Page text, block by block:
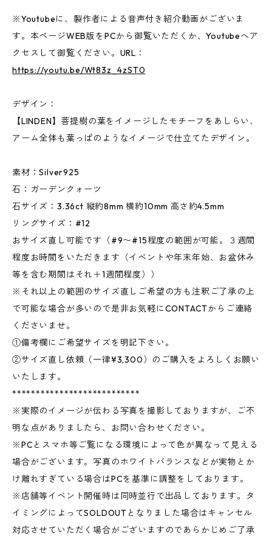
※Youtubeに、製作者による音声付き紹介動画がございま
す。本ページWEB版をPCから御覧いただくか、Youtubeへア
クセスして御覧ください。URL：
https://youtu.be/Wt83z_4zST0
デザイン：
【LINDEN】菩提樹の葉をイメージしたモチーフをあしらい、
アーム全体も葉っぱのようなイメージで仕立てたデザイン。
素材：Silver925
石：ガーデンクォーツ
石サイズ：3.36ct 縦約8mm 横約10mm 高さ約4.5mm
リングサイズ：#12
おサイズ直し可能です（#9〜#15程度の範囲が可能。３週間
程度お時間をいただきます（イベントや年末年始、お盆休み
等を含む期間はそれ＋1週間程度））
※それ以上の範囲のサイズ直しご希望の方も注釈ご了承の上
で可能な場合が多いので是非お気軽にCONTACTからご連絡
くださいませ。
①備考欄にご希望サイズを明記下さい。
②サイズ直し依頼（一律¥3,300）のご購入をよろしくお願い
いたします。
***************************
※実際のイメージが伝わる写真を撮影しておりますが、ご不
明な点がありましたら、お問い合わせください。
※PCとスマホ等ご覧になる環境によって色が異なって見える
場合がございます。写真のホワイトバランスなどが実物とか
け離れすぎている場合はPCを基準に調整をしております。
※店舗等イベント開催時は同時並行で出品しております。タ
イミングによってSOLDOUTとなりました場合はキャンセル
対応させていただく場合がございますのであらかじめご了承